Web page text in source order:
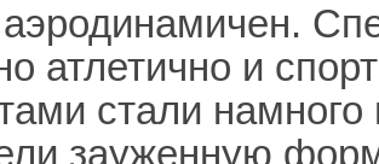
атлетично и
стали
зауженную